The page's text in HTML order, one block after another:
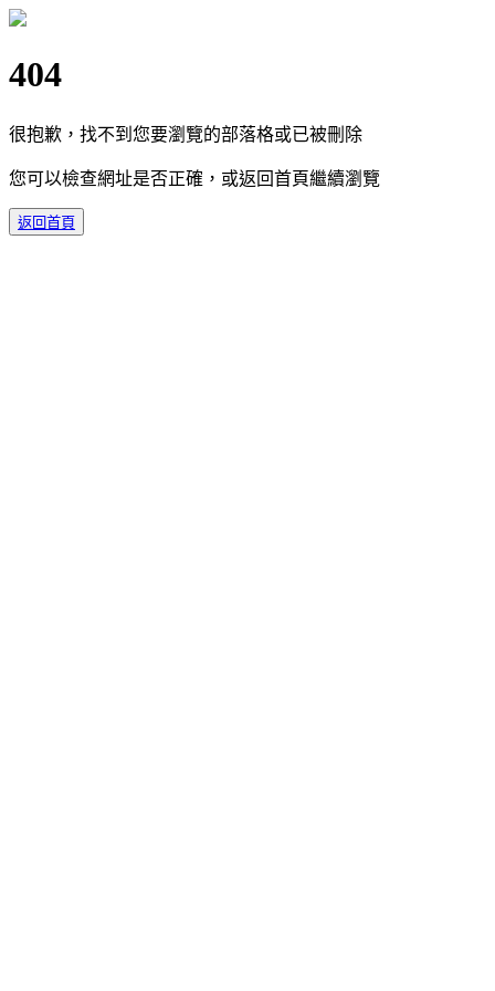
404
很抱歉，找不到您要瀏覽的部落格或已被刪除
您可以檢查網址是否正確，或返回首頁繼續瀏覽
返回首頁